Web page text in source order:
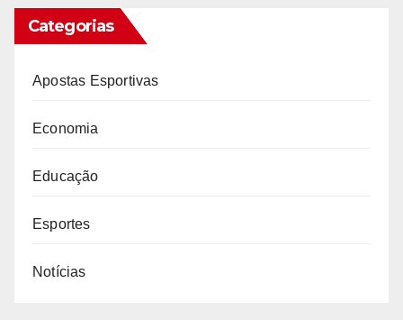
Categorias
Apostas Esportivas
Economia
Educação
Esportes
Notícias